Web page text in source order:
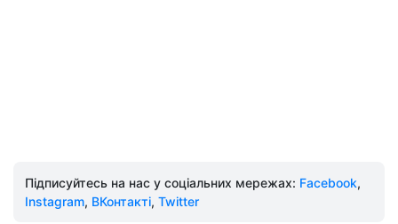
Підписуйтесь на нас у соціальних мережах: Facebook,
Instagram, ВКонтакті, Twitter